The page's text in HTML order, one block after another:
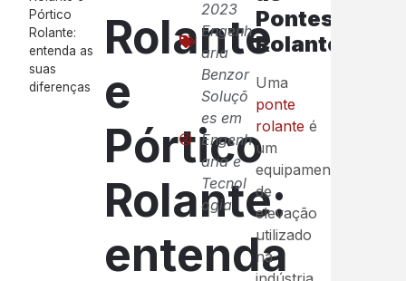
Pórtico
Rolante:
entenda as
suas
diferenças
Rolante
e
Pórtico
Rolante:
entenda
2023
Engenh
aria
Benzor
Soluçõ
es em
Engenh
aria e
Tecnol
ogia
Pontes
Rolantes
Uma
ponte
rolante é
um
equipamento
de
elevação
utilizado
na